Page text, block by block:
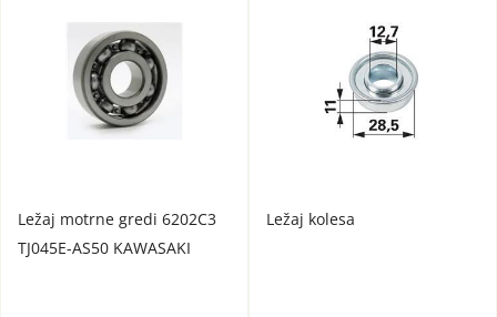
Ležaj motrne gredi 6202C3
TJ045E-AS50 KAWASAKI
Ležaj kolesa